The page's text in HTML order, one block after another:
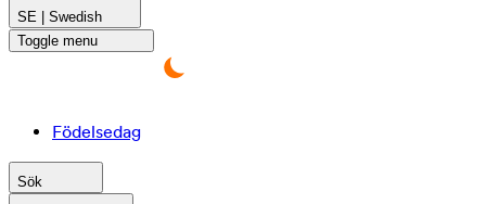
SE | Swedish
Toggle menu
Födelsedag
Sök